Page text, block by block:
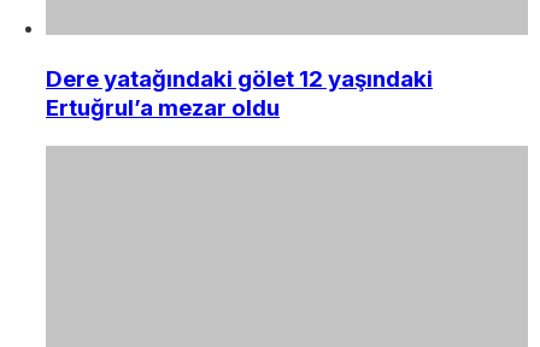
Dere yatağındaki gölet 12 yaşındaki
Ertuğrul’a mezar oldu